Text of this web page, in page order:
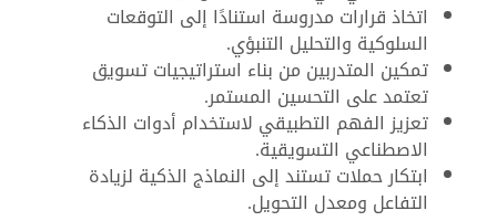
اتخاذ قرارات مدروسة استنادًا إلى التوقعات
السلوكية والتحليل التنبؤي.
تمكين المتدربين من بناء استراتيجيات تسويق
تعتمد على التحسين المستمر.
تعزيز الفهم التطبيقي لاستخدام أدوات الذكاء
الاصطناعي التسويقية.
ابتكار حملات تستند إلى النماذج الذكية لزيادة
التفاعل ومعدل التحويل.